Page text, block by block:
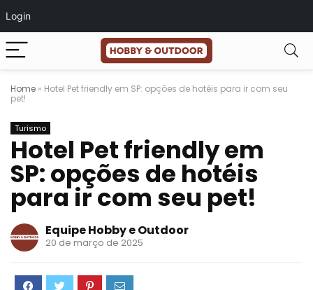
Login
Home » Hotel Pet friendly em SP: opções de hotéis para ir com seu
pet!
Turismo
Hotel Pet friendly em
SP: opções de hotéis
para ir com seu pet!
Equipe Hobby e Outdoor
20 de março de 2025